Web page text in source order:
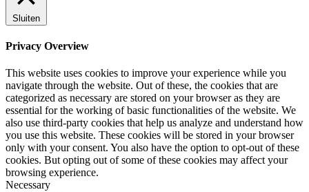
Sluiten
Privacy Overview
This website uses cookies to improve your experience while you
navigate through the website. Out of these, the cookies that are
categorized as necessary are stored on your browser as they are
essential for the working of basic functionalities of the website. We
also use third-party cookies that help us analyze and understand how
you use this website. These cookies will be stored in your browser
only with your consent. You also have the option to opt-out of these
cookies. But opting out of some of these cookies may affect your
browsing experience.
Necessary